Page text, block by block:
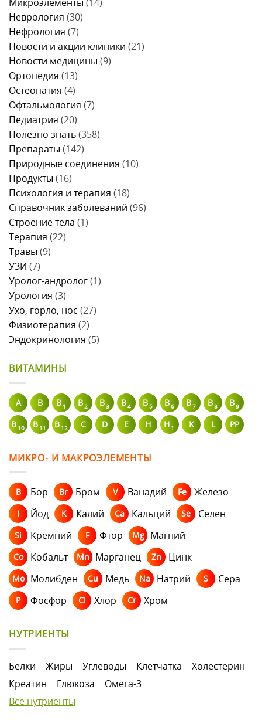
Неврология (30)
Нефрология (7)
Новости и акции клиники (21)
Новости медицины (9)
Ортопедия (13)
Остеопатия (4)
Офтальмология (7)
Педиатрия (20)
Полезно знать(358)
Препараты (142)
Природные соединения (10)
Продукты (16)
Психология и терапия (18)
Справочник заболеваний (96)
Строение тела (1)
Терапия (22)
Травы (9)
УЗИ (7)
Уролог-андролог(1)
Урология (3)
Ухо, горло, нос (27)
Физиотерапия (2)
Эндокринология (5)
ВИТАМИНЫ
A В B 1 B2 B3 B4 B5 B6 B7 B8 B9
B 10 B 11 B 12 C D E H H 1 K L PP
МИКРО- И МАКРОЭЛЕМЕНТЫ
B Бор Br Бром V Ванадий Fe Железо
I Йод K Калий Ca Кальций Se Селен
Si Кремний F Фтор Mg Магний
Co Кобальт Mn Марганец Zn Цинк
Mo Молибден Cu Медь Na Натрий S Сера
P Фосфор Cl Хлор Cr Хром
НУТРИЕНТЫ
Белки Жиры Углеводы Клетчатка
Холестерин
Креатин
Глюкоза
Омега-3
Все нутриенты